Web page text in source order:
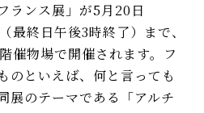
ランス展」が5月20日
最終日午後3時終了）まで、
催物場で開催されます。フ
のといえば、何と言っても
展のテーマである「アルチ